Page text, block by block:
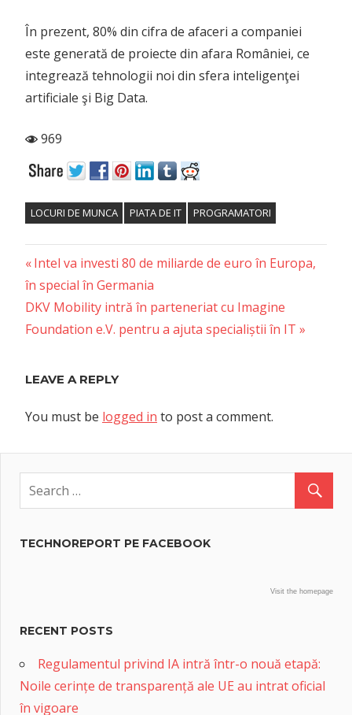
În prezent, 80% din cifra de afaceri a companiei
este generată de proiecte din afara României, ce
integrează tehnologii noi din sfera inteligenţei
artificiale şi Big Data.
969
LOCURI DE MUNCA PIATA DE IT PROGRAMATORI
Post
navigation
Previous
Post:
Intel va investi 80 de miliarde de euro în Europa,
în special în Germania
Next
Post:
DKV Mobility intră în parteneriat cu Imagine
Foundation e.V. pentru a ajuta specialiștii în IT
LEAVE A REPLY
You must be logged in to post a comment.
TECHNOREPORT PE FACEBOOK
Visit the homepage
RECENT POSTS
Regulamentul privind IA intră într-o nouă etapă:
Noile cerințe de transparență ale UE au intrat oficial
în vigoare